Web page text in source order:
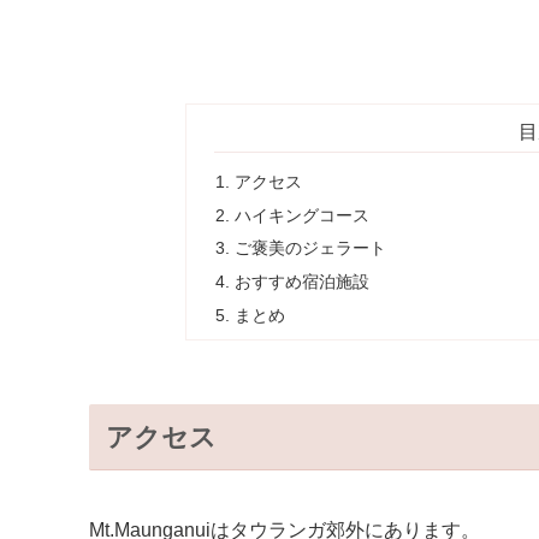
アクセス
ハイキングコース
ご褒美のジェラート
おすすめ宿泊施設
まとめ
アクセス
Mt.Maunganuiはタウランガ郊外にあります。